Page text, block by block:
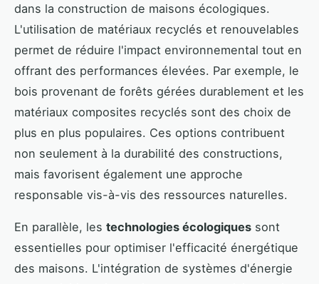
dans la construction de maisons écologiques.
L'utilisation de matériaux recyclés et renouvelables
permet de réduire l'impact environnemental tout en
offrant des performances élevées. Par exemple, le
bois provenant de forêts gérées durablement et les
matériaux composites recyclés sont des choix de
plus en plus populaires. Ces options contribuent
non seulement à la durabilité des constructions,
mais favorisent également une approche
responsable vis-à-vis des ressources naturelles.
En parallèle, les technologies écologiques sont
essentielles pour optimiser l'efficacité énergétique
des maisons. L'intégration de systèmes d'énergie